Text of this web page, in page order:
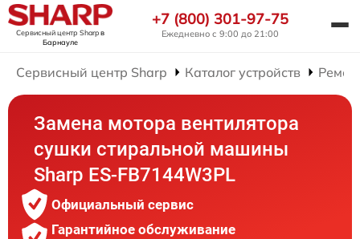
Сервисный центр Sharpв
Барнауле
+7 (800) 301-97-75
Ежедневно с 9:00 до 21:00
Сервисный центр Sharp Каталог устройств
Замена мотора вентилятора
сушки стиральной машины
Sharp ES-FB7144W3PL
Официальный сервис
Гарантийное обслуживание